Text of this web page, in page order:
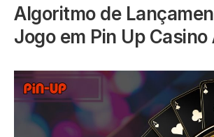
Algoritmo de
Jogo em Pin Up Casino